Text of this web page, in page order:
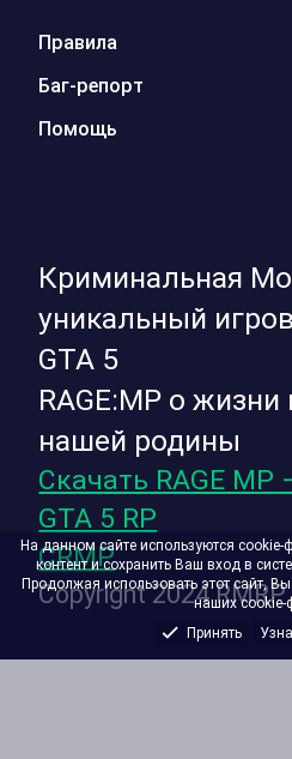
Криминальная
уникальный
GTA 5
RAGE:MP о жизни
нашей родины
Скачать RAGE MP
GTA 5 RP
CRMP
Copyright 2024 RMRP
Правила
Баг-репорт
Помощь
На данном сайте используются
контент и сохранить Ваш вход в
Продолжая использовать этот сайт,
наших cookie-
Принять